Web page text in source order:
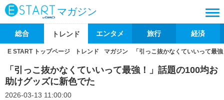
マガジン
総合 トレンド エンタメ 旅行 経済
E START トップページ トレンド マガジン 「引っこ抜かなくていいって最
「引っこ抜かなくていいって最強！」話題の100均お
助けグッズに新色でた
2026-03-13 11:00:00